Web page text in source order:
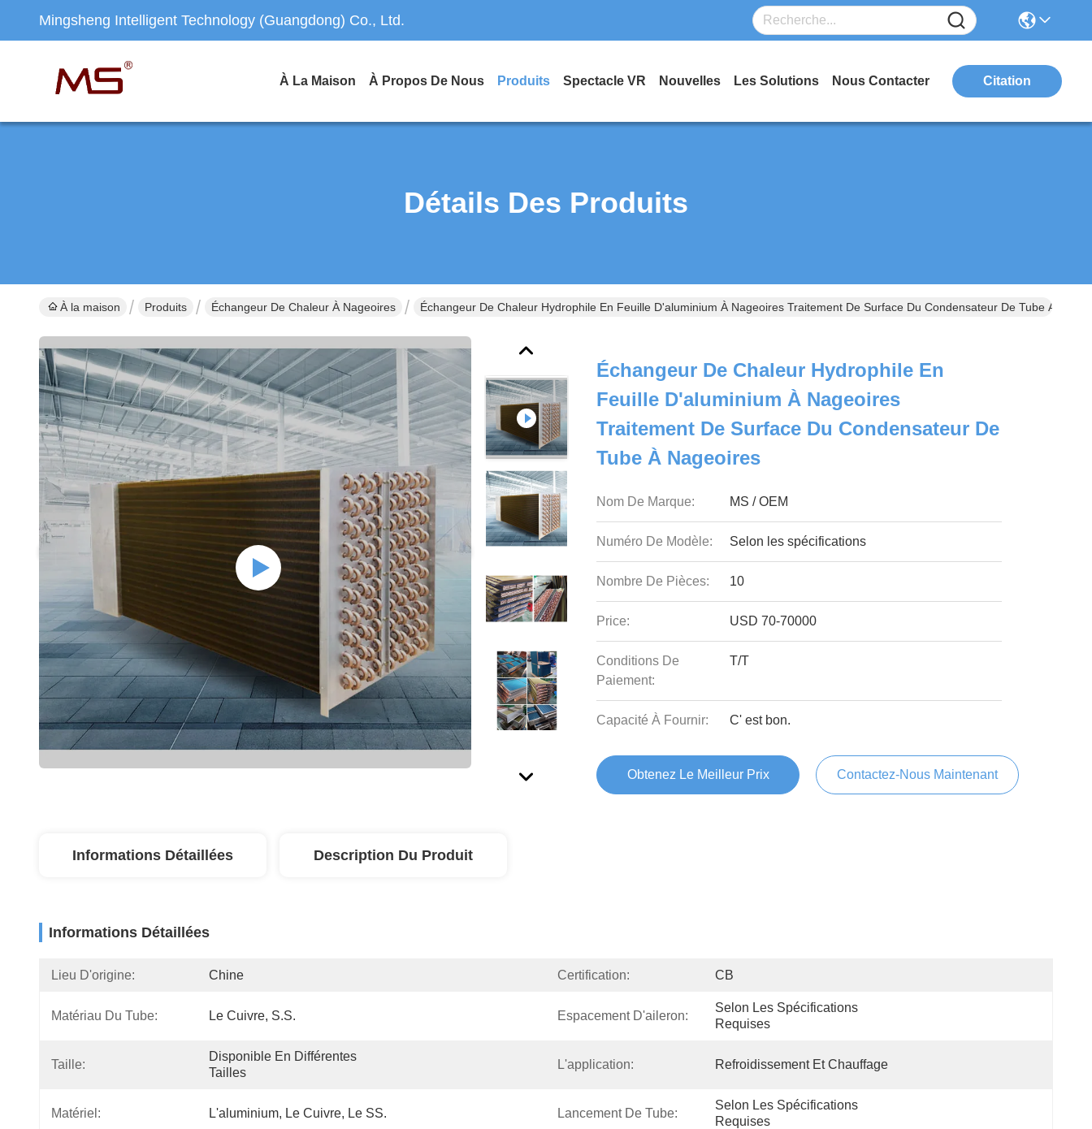
Mingsheng Intelligent Technology (Guangdong) Co., Ltd.
À La Maison À Propos De Nous Produits Spectacle VR Nouvelles Les Solutions Nous Contacter Citation
Détails Des Produits
À la maison Produits Échangeur De Chaleur À Nageoires Échangeur De Chaleur Hydrophile En Feuille D'aluminium À Nageoires Traitement De Surface Du Condensateur De Tube À
Échangeur De Chaleur Hydrophile En
Feuille D'aluminium À Nageoires
Traitement De Surface Du Condensateur De
Tube À Nageoires
Nom De Marque: MS / OEM
Numéro De Modèle: Selon les spécifications
Nombre De Pièces: 10
Price: USD 70-70000
Conditions De
Paiement:
T/T
Capacité À Fournir: C' est bon.
Obtenez Le Meilleur Prix Contactez-Nous Maintenant
Informations Détaillées Description Du Produit
Informations Détaillées
Lieu D'origine: Chine Certification: CB
Matériau Du Tube: Le Cuivre, S.S. Espacement D'aileron:
Selon Les Spécifications
Requises
Taille:
Disponible En Différentes
Tailles
L'application: Refroidissement Et Chauffage
Matériel: L'aluminium, Le Cuivre, Le SS. Lancement De Tube:
Selon Les Spécifications
Requises